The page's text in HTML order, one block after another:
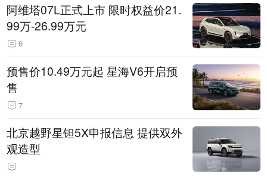
阿维塔07L正式上市 限时权益价21.
99万-26.99万元
6
预售价10.49万元起 星海V6开启预
售
7
北京越野星钽5X申报信息 提供双外
观造型